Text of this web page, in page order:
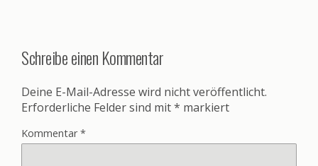
Schreibe einen Kommentar
Deine E-Mail-Adresse wird nicht veröffentlicht.
Erforderliche Felder sind mit* markiert
Kommentar*